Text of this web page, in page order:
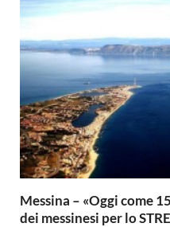
Messina – «Oggi come
dei messinesi per lo